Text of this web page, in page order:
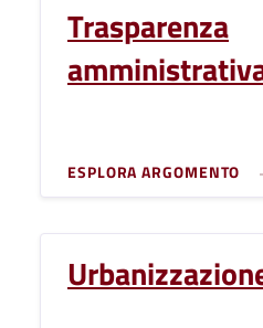
Trasparenza
ESPLORA ARGOMENTO